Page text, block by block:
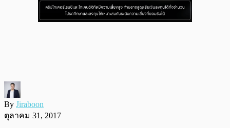
By Jiraboon
ตุลาคม 31, 2017